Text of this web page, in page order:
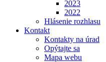
2023
2022
Hlásenie rozhlasu
Kontakt
Kontakty na úrad
Opýtajte sa
Mapa webu